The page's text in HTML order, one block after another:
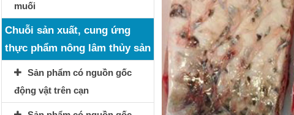
muối
Chuỗi sản xuất, cung ứng
thực phẩm nông lâm thủy sản
Sản phẩm có nguồn gốc
động vật trên cạn